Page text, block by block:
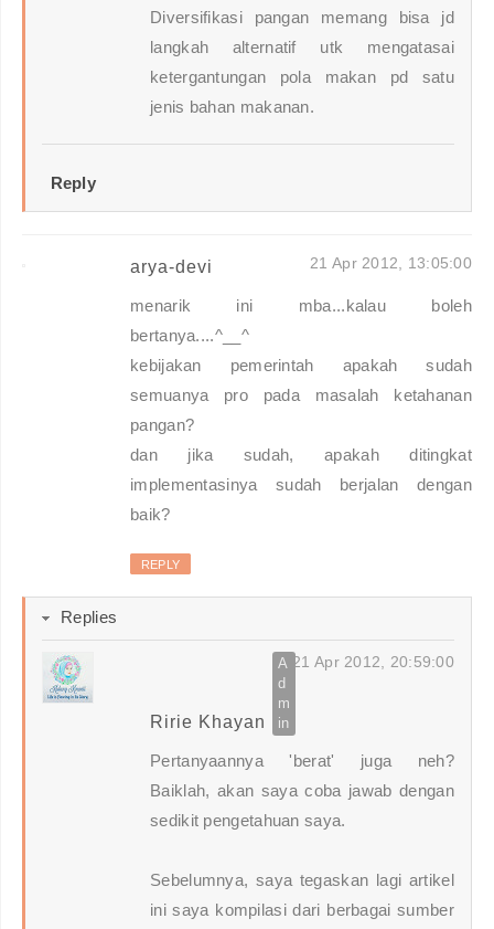
Diversifikasi pangan memang bisa jd
langkah alternatif utk mengatasai
ketergantungan pola makan pd satu
jenis bahan makanan.
Reply
arya-devi 21 Apr 2012, 13:05:00
menarik ini mba...kalau boleh
bertanya....^__^
kebijakan pemerintah apakah sudah
semuanya pro pada masalah ketahanan
pangan?
dan jika sudah, apakah ditingkat
implementasinya sudah berjalan dengan
baik?
REPLY
Replies
Ririe Khayan
21 Apr 2012, 20:59:00
Pertanyaannya 'berat' juga neh?
Baiklah, akan saya coba jawab dengan
sedikit pengetahuan saya.
Sebelumnya, saya tegaskan lagi artikel
ini saya kompilasi dari berbagai sumber